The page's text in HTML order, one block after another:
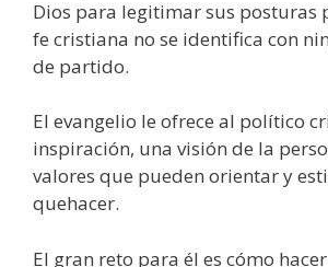
Dios para legitimar sus posturas
fe cristiana no se identifica con
de partido.
El evangelio le ofrece al político
inspiración, una visión de la
valores que pueden orientar y
quehacer.
El gran reto para él es cómo